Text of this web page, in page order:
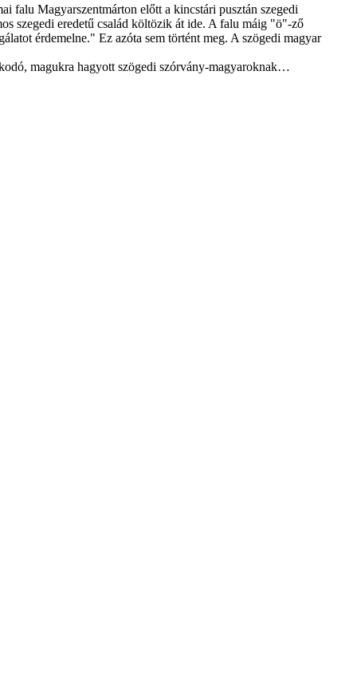
falu Magyarszentmárton előtt a kincstári pusztán szegedi
szegedi eredetű család költözik át ide. A falu máig "ö"-ző
érdemelne." Ez azóta sem történt meg. A szögedi magyar
magukra hagyott szögedi szórvány-magyaroknak…